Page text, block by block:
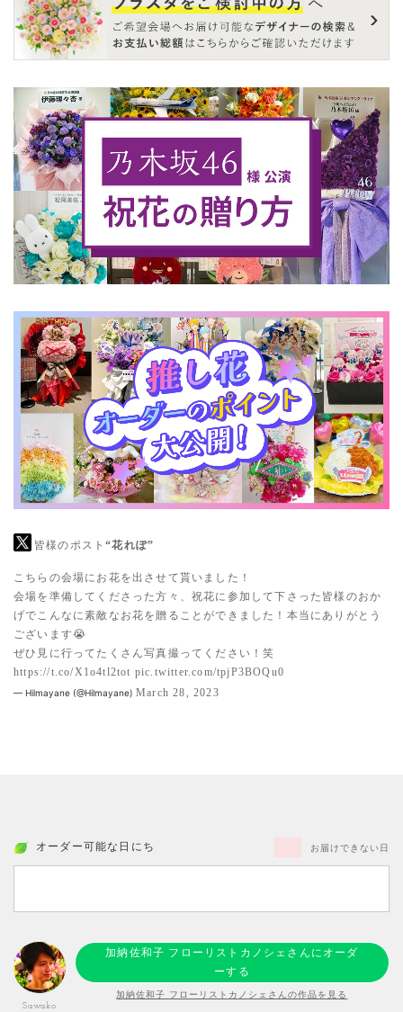
皆様のポスト“花れぽ”
こちらの会場にお花を出させて貰いました！
会場を準備してくださった方々、祝花に参加して下さった皆様のおか
げでこんなに素敵なお花を贈ることができました！本当にありがとう
ございます😭
ぜひ見に行ってたくさん写真撮ってください！笑
https://t.co/X1o4tl2tot pic.twitter.com/tpjP3BOQu0
— Hilmayane (@Hilmayane) March 28, 2023
オーダー可能な日にち お届けできない日
Sawako
加納佐和子 フローリストカノシェさんにオーダ
ーする
加納佐和子 フローリストカノシェさんの作品を見る